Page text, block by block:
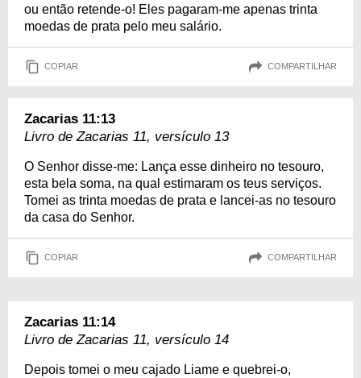
ou então retende-o! Eles pagaram-me apenas trinta
moedas de prata pelo meu salário.
COPIAR COMPARTILHAR
Zacarias 11:13
Livro de Zacarias 11, versículo 13
O Senhor disse-me: Lança esse dinheiro no tesouro,
esta bela soma, na qual estimaram os teus serviços.
Tomei as trinta moedas de prata e lancei-as no tesouro
da casa do Senhor.
COPIAR COMPARTILHAR
Zacarias 11:14
Livro de Zacarias 11, versículo 14
Depois tomei o meu cajado Liame e quebrei-o,